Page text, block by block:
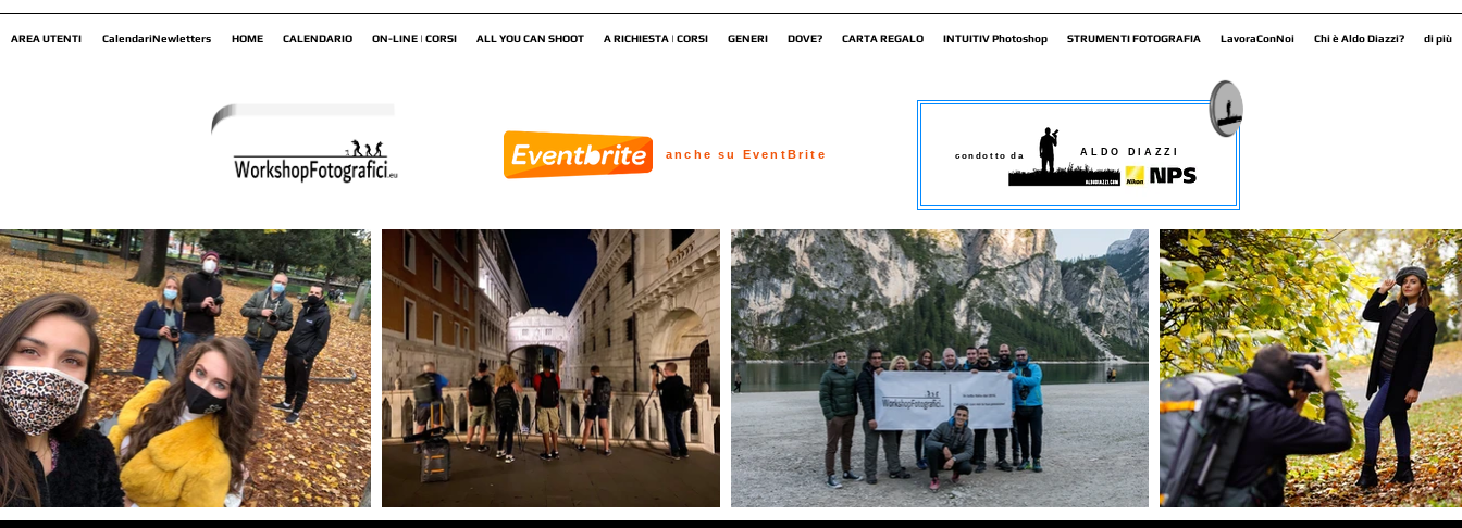
AREA UTENTI CalendariNewletters HOME CALENDARIO ON-LINE | CORSI ALL YOU CAN SHOOT A RICHIESTA | CORSI GENERI DOVE? CARTA REGALO INTUITIV Photoshop STRUMENTI FOTOGRAFIA LavoraConNoi Chi è Aldo Diazzi? di più
condotto da ALDO DIAZZI
anche su EventBrite